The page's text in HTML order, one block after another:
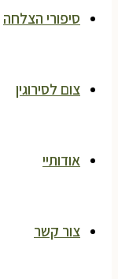
סיפורי הצלחה
צום לסירוגין
אודותיי
צור קשר